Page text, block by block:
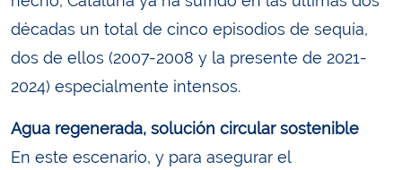
décadas un total de cinco episodios de sequía,
dos de ellos (2007-2008 y la presente de 2021-
2024) especialmente intensos.
Agua regenerada, solución circular sostenible
En este escenario, y para asegurar el